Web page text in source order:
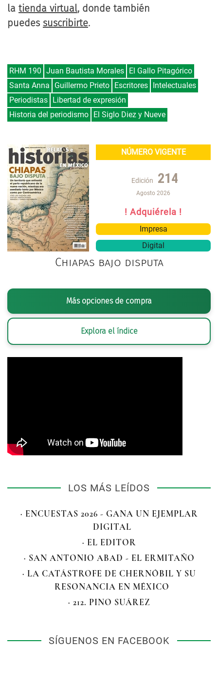
la tienda virtual, donde también
puedes suscribirte.
RHM 190 Juan Bautista Morales El Gallo Pitagórico
Santa Anna
Guillermo Prieto Escritores Intelectuales
Periodistas Libertad de expresión
Historia del periodismo El Siglo Diez y Nueve
NÚMERO VIGENTE
Edición 214
Agosto 2026
! Adquiérela !
Impresa
Digital
Chiapas bajo disputa
Más opciones de compra
Explora el índice
LOS MÁS LEÍDOS
· ENCUESTAS 2026 - GANA UN EJEMPLAR
DIGITAL
· EL EDITOR
· SAN ANTONIO ABAD - EL ERMITAÑO
· LA CATÁSTROFE DE CHERNÓBIL Y SU
RESONANCIA EN MÉXICO
· 212. PINO SUÁREZ
SÍGUENOS EN FACEBOOK